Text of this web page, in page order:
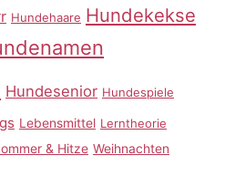
Hundehaare Hundekekse
Hundesenior Hundespiele
Lebensmittel Lerntheorie
& Hitze Weihnachten